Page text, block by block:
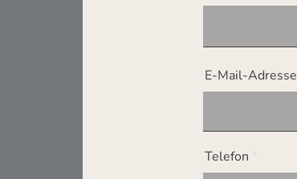
E-Mail-Adresse
Telefon